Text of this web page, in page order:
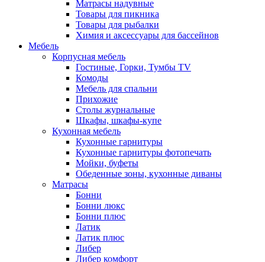
Матрасы надувные
Товары для пикника
Товары для рыбалки
Химия и аксессуары для бассейнов
Мебель
Корпусная мебель
Гостиные, Горки, Тумбы TV
Комоды
Мебель для спальни
Прихожие
Столы журнальные
Шкафы, шкафы-купе
Кухонная мебель
Кухонные гарнитуры
Кухонные гарнитуры фотопечать
Мойки, буфеты
Обеденные зоны, кухонные диваны
Матрасы
Бонни
Бонни люкс
Бонни плюс
Латик
Латик плюс
Либер
Либер комфорт